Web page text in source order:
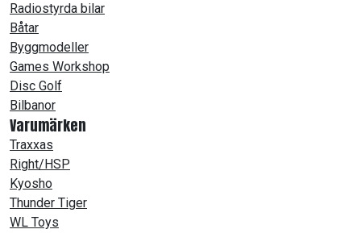
Radiostyrda bilar
Båtar
Byggmodeller
Games Workshop
Disc Golf
Bilbanor
Varumärken
Traxxas
Right/HSP
Kyosho
Thunder Tiger
WL Toys